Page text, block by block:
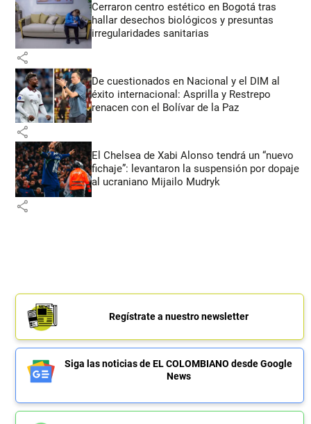
Cerraron centro estético en Bogotá tras
hallar desechos biológicos y presuntas
irregularidades sanitarias
share
De cuestionados en Nacional y el DIM al
éxito internacional: Asprilla y Restrepo
renacen con el Bolívar de la Paz
share
El Chelsea de Xabi Alonso tendrá un “nuevo
fichaje”: levantaron la suspensión por dopaje
al ucraniano Mijailo Mudryk
share
Regístrate a nuestro newsletter
Siga las noticias de EL COLOMBIANO desde Google
News